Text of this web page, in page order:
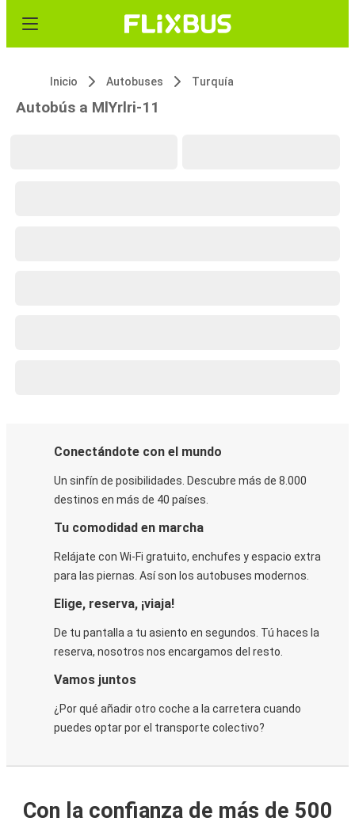
Inicio Autobuses Turquía
Autobús a MlYrlri-11
Conectándote con el mundo
Un sinfín de posibilidades. Descubre más de 8.000
destinos en más de 40 países.
Tu comodidad en marcha
Relájate con Wi-Fi gratuito, enchufes y espacio extra
para las piernas. Así son los autobuses modernos.
Elige, reserva, ¡viaja!
De tu pantalla a tu asiento en segundos. Tú haces la
reserva, nosotros nos encargamos del resto.
Vamos juntos
¿Por qué añadir otro coche a la carretera cuando
puedes optar por el transporte colectivo?
Con la confianza de más de 500